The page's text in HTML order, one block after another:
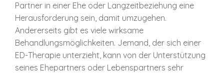
Partner in einer Ehe oder Langzeitbeziehung eine
Herausforderung sein, damit umzugehen.
Andererseits gibt es viele wirksame
Behandlungsmöglichkeiten. Jemand, der sich einer
ED-Therapie unterzieht, kann von der Unterstützung
seines Ehepartners oder Lebenspartners sehr